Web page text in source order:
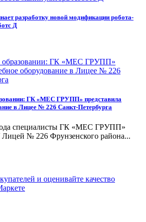
разработку новой модификации робота-
Д
ГК «МЕС ГРУПП» представила
в Лицее № 226 Санкт-Петербурга
специалисты ГК «МЕС ГРУПП»
№ 226 Фрунзенского района...